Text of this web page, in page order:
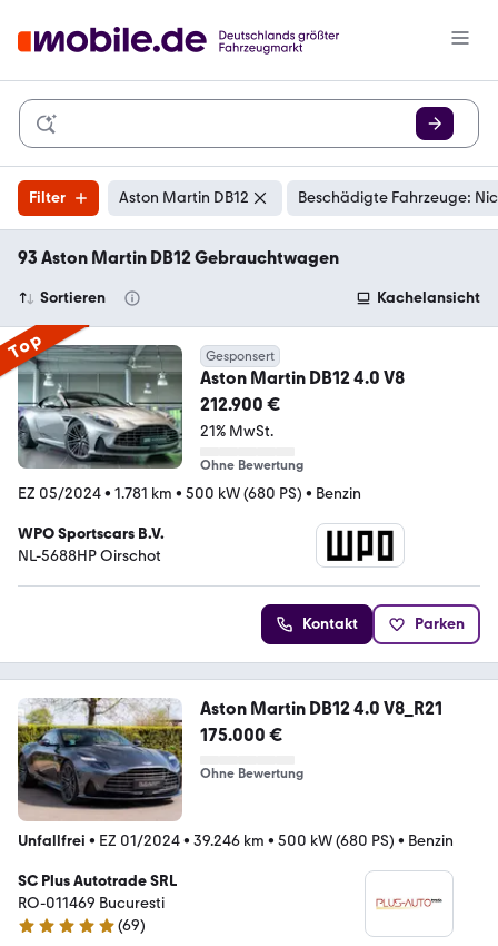
Filter Aston Martin DB12 Beschädigte Fahrzeuge:
93 Aston Martin DB12 Gebrauchtwagen
Sortieren Kachelansicht
Top Gesponsert
Aston Martin DB12 4.0 V8
212.900 €
21% MwSt.
Ohne Bewertung
EZ 05/2024• 1.781 km • 500 kW (680 PS) • Benzin
WPO Sportscars B.V.
NL-5688HP Oirschot
Kontakt Parken
Aston Martin DB12 4.0 V8_R21
175.000 €
Ohne Bewertung
Unfallfrei • EZ 01/2024• 39.246 km • 500 kW (680 PS) • Benzin
SC Plus Autotrade SRL
RO-011469 Bucuresti
5 Sterne
(69)